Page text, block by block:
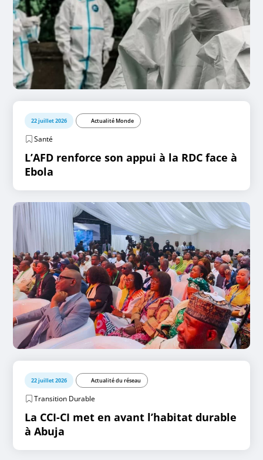
22 juillet 2026 Actualité Monde
Santé
L’AFD renforce son appui à la RDC face à
Ebola
22 juillet 2026 Actualité du réseau
Transition Durable
La CCI-CI met en avant l’habitat durable
à Abuja